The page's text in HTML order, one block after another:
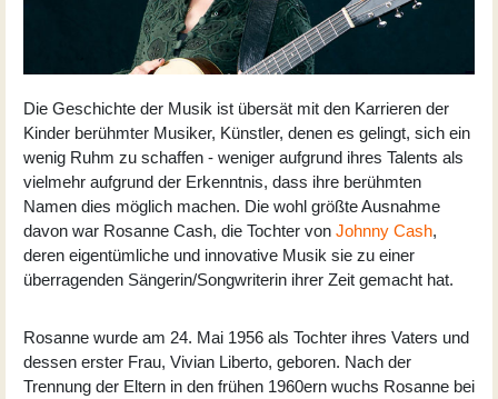
Die Geschichte der Musik ist übersät mit den Karrieren der
Kinder berühmter Musiker, Künstler, denen es gelingt, sich ein
wenig Ruhm zu schaffen - weniger aufgrund ihres Talents als
vielmehr aufgrund der Erkenntnis, dass ihre berühmten
Namen dies möglich machen. Die wohl größte Ausnahme
davon war Rosanne Cash, die Tochter von Johnny Cash,
deren eigentümliche und innovative Musik sie zu einer
überragenden Sängerin/Songwriterin ihrer Zeit gemacht hat.
Rosanne wurde am 24. Mai 1956 als Tochter ihres Vaters und
dessen erster Frau, Vivian Liberto, geboren. Nach der
Trennung der Eltern in den frühen 1960ern wuchs Rosanne bei